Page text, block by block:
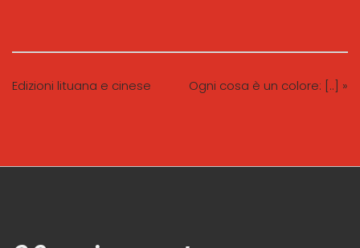
Edizioni lituana e cinese Ogni cosa è un colore: [..] »